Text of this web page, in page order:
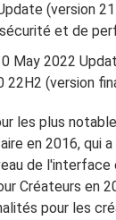
(version
et de
May 2022
22H2 (version
les plus
en 2016, qui
de
Créateurs en
pour les